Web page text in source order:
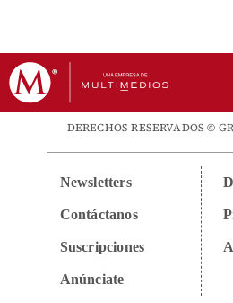
DERECHOS RESERVADOS ©
Newsletters
Contáctanos
Suscripciones
Anúnciate